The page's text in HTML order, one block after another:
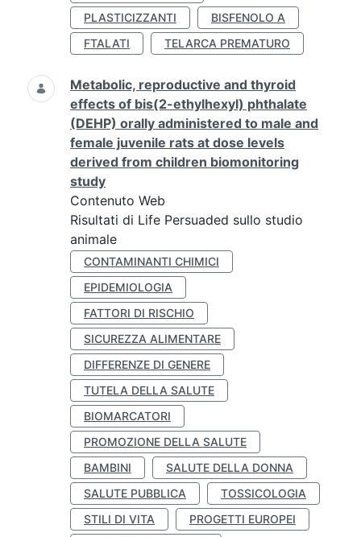
PLASTICIZZANTI
BISFENOLO A
FTALATI
TELARCA PREMATURO
Metabolic, reproductive and thyroid
effects of bis(2-ethylhexyl) phthalate
(DEHP) orally administered to male and
female juvenile rats at dose levels
derived from children biomonitoring
study
Contenuto Web
Risultati di Life Persuaded sullo studio
animale
CONTAMINANTI CHIMICI
EPIDEMIOLOGIA
FATTORI DI RISCHIO
SICUREZZA ALIMENTARE
DIFFERENZE DI GENERE
TUTELA DELLA SALUTE
BIOMARCATORI
PROMOZIONE DELLA SALUTE
BAMBINI
SALUTE DELLA DONNA
SALUTE PUBBLICA
TOSSICOLOGIA
STILI DI VITA
PROGETTI EUROPEI